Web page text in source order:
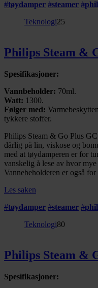
#tøydamper #steamer #
Teknologi25
Philips Steam &
Spesifikasjoner:
Vannbeholder: 70ml.
Watt: 1300.
Følger med:
tykkere stoffer.
Philips Steam & Go Plus
dårlig på lin, viskose og
med at tøydamperen er for
vanskelig å lese av hvor
Vannebeholderen er også
Les saken
#tøydamper #steamer #
Teknologi80
Philips Steam &
Spesifikasjoner: